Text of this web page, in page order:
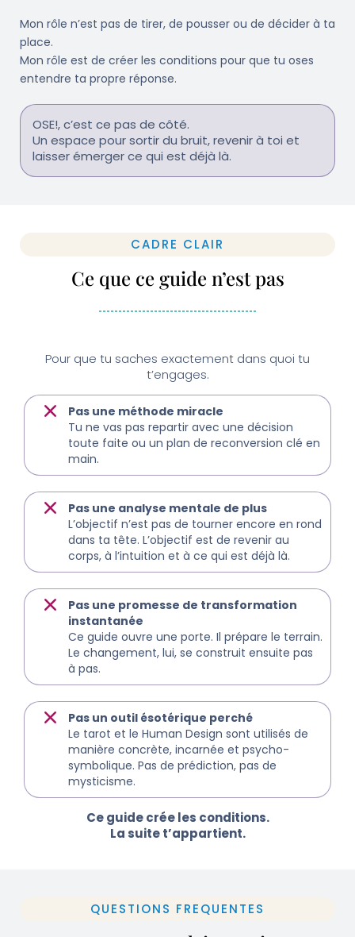
Mon rôle n’est pas de tirer, de pousser ou de décider à ta
place.
Mon rôle est de créer les conditions pour que tu oses
entendre ta propre réponse.
OSE!, c’est ce pas de côté.
Un espace pour sortir du bruit, revenir à toi et
laisser émerger ce qui est déjà là.
CADRE CLAIR
Ce que ce guide n’est pas
Pour que tu saches exactement dans quoi tu
t’engages.
Pas une méthode miracle
Tu ne vas pas repartir avec une décision
toute faite ou un plan de reconversion clé en
main.
Pas une analyse mentale de plus
L’objectif n’est pas de tourner encore en rond
dans ta tête. L’objectif est de revenir au
corps, à l’intuition et à ce qui est déjà là.
Pas une promesse de transformation
instantanée
Ce guide ouvre une porte. Il prépare le terrain.
Le changement, lui, se construit ensuite pas
à pas.
Pas un outil ésotérique perché
Le tarot et le Human Design sont utilisés de
manière concrète, incarnée et psycho-
symbolique. Pas de prédiction, pas de
mysticisme.
Ce guide crée les conditions.
La suite t’appartient.
QUESTIONS FREQUENTES